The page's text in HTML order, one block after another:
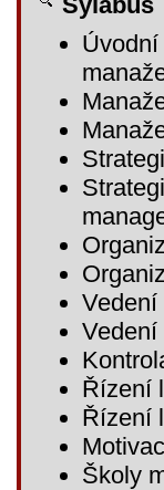
Vedení
Vedení
Řízení
Řízení
Školy